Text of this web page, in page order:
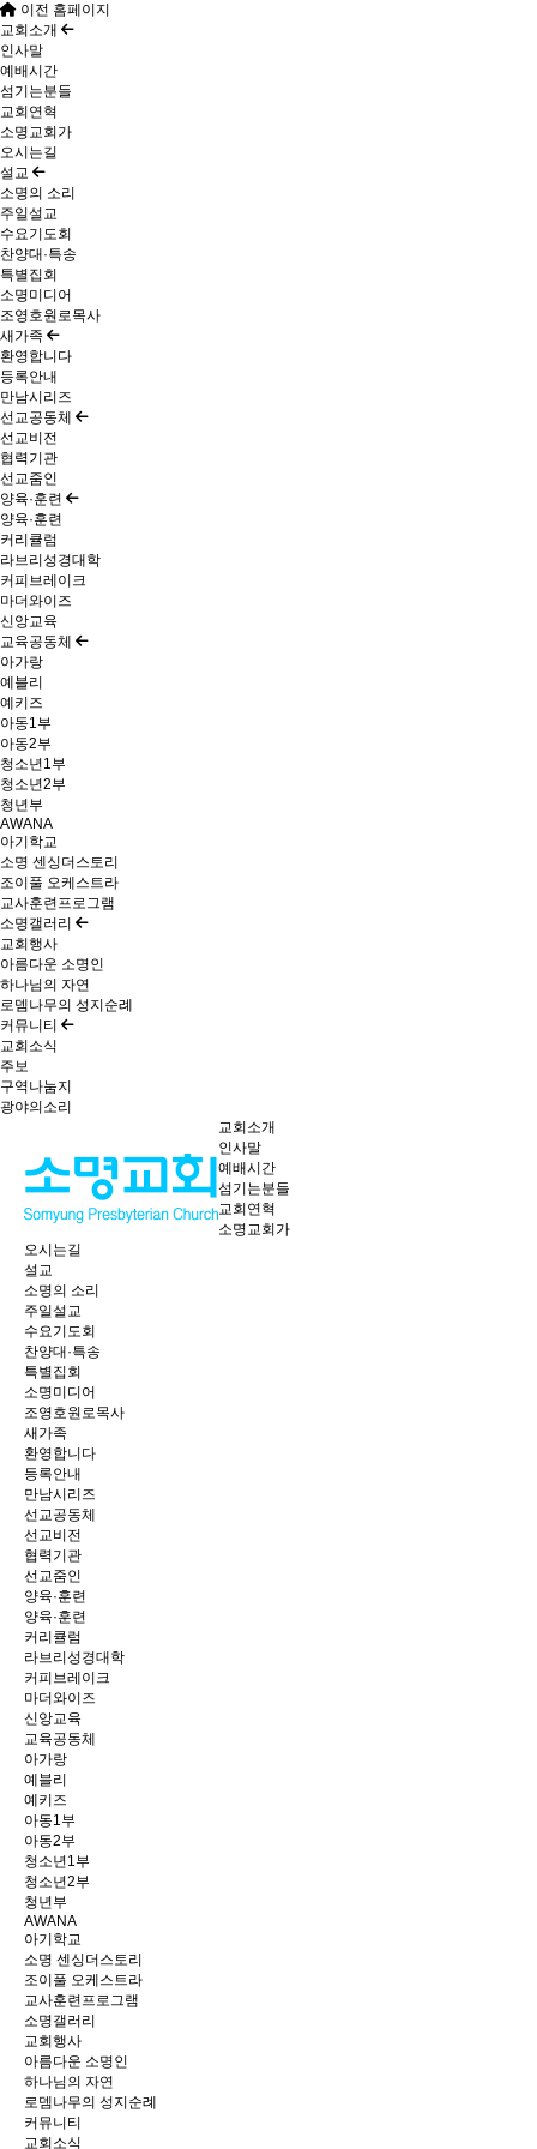
이전 홈페이지
교회소개
인사말
예배시간
섬기는분들
교회연혁
소명교회가
오시는길
설교
소명의 소리
주일설교
수요기도회
찬양대·특송
특별집회
소명미디어
조영호원로목사
새가족
환영합니다
등록안내
만남시리즈
선교공동체
선교비전
협력기관
선교줌인
양육·훈련
양육·훈련
커리큘럼
라브리성경대학
커피브레이크
마더와이즈
신앙교육
교육공동체
아가랑
예블리
예키즈
아동1부
아동2부
청소년1부
청소년2부
청년부
AWANA
아기학교
소명 센싱더스토리
조이풀 오케스트라
교사훈련프로그램
소명갤러리
교회행사
아름다운 소명인
하나님의 자연
로뎀나무의 성지순례
커뮤니티
교회소식
주보
구역나눔지
광야의소리
교회소개
인사말
예배시간
섬기는분들
교회연혁
소명교회가
오시는길
설교
소명의 소리
주일설교
수요기도회
찬양대·특송
특별집회
소명미디어
조영호원로목사
새가족
환영합니다
등록안내
만남시리즈
선교공동체
선교비전
협력기관
선교줌인
양육·훈련
양육·훈련
커리큘럼
라브리성경대학
커피브레이크
마더와이즈
신앙교육
교육공동체
아가랑
예블리
예키즈
아동1부
아동2부
청소년1부
청소년2부
청년부
AWANA
아기학교
소명 센싱더스토리
조이풀 오케스트라
교사훈련프로그램
소명갤러리
교회행사
아름다운 소명인
하나님의 자연
로뎀나무의 성지순례
커뮤니티
교회소식